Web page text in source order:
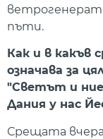
пъти.
Как и в какъв
означава за
"Светът и
Дания у нас
Срещата